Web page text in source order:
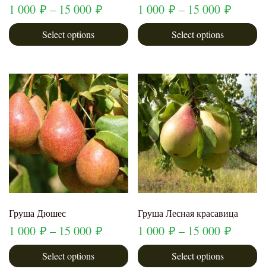
1 000 ₽ – 15 000 ₽
Select options
1 000₽ – 15 000₽
Select options
Груша Дюшес
1 000 ₽ – 15 000 ₽
Select options
Груша Лесная красавица
1 000₽ – 15 000₽
Select options